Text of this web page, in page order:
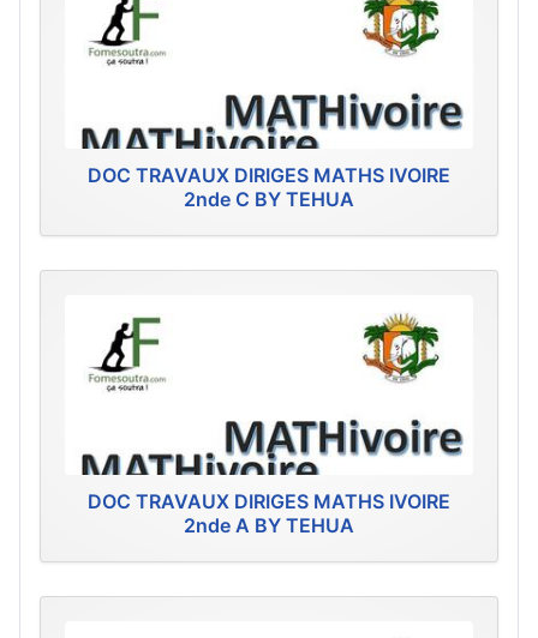
DOC TRAVAUX DIRIGES MATHS IVOIRE
2nde C BY TEHUA
DOC TRAVAUX DIRIGES MATHS IVOIRE
2nde A BY TEHUA